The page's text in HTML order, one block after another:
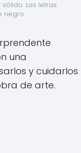
Las letras
negro.
una
y cuidarlos
de arte.